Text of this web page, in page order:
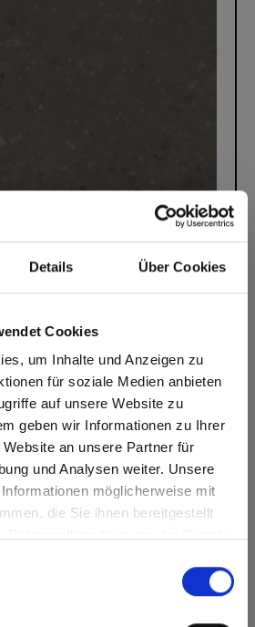
Details Über Cookies
Cookies
um Inhalte und Anzeigen zu
für soziale Medien anbieten
auf unsere Website zu
geben wir Informationen zu Ihrer
an unsere Partner für
und Analysen weiter. Unsere
möglicherweise mit
die Sie ihnen bereitgestellt
in the États-Unis?
North America website directly from
Noyau marron Qualité
Limestone NT
questions?
un plaisir de vous aider!